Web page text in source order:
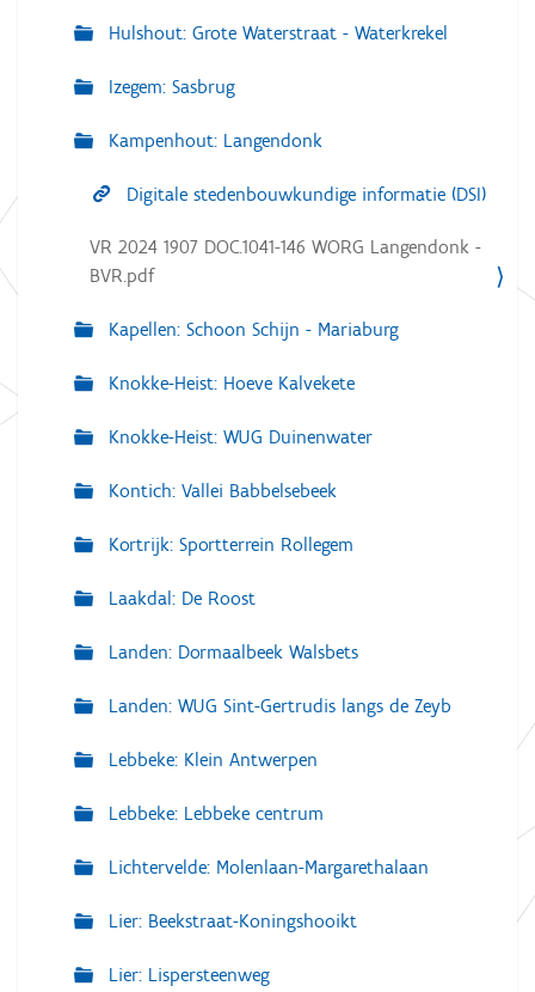
Hulshout: Grote Waterstraat - Waterkrekel
Izegem: Sasbrug
Kampenhout: Langendonk
Digitale stedenbouwkundige informatie (DSI)
VR 2024 1907 DOC.1041-146 WORG Langendonk -
BVR.pdf
Kapellen: Schoon Schijn - Mariaburg
Knokke-Heist: Hoeve Kalvekete
Knokke-Heist: WUG Duinenwater
Kontich: Vallei Babbelsebeek
Kortrijk: Sportterrein Rollegem
Laakdal: De Roost
Landen: Dormaalbeek Walsbets
Landen: WUG Sint-Gertrudis langs de Zeyb
Lebbeke: Klein Antwerpen
Lebbeke: Lebbeke centrum
Lichtervelde: Molenlaan-Margarethalaan
Lier: Beekstraat-Koningshooikt
Lier: Lispersteenweg